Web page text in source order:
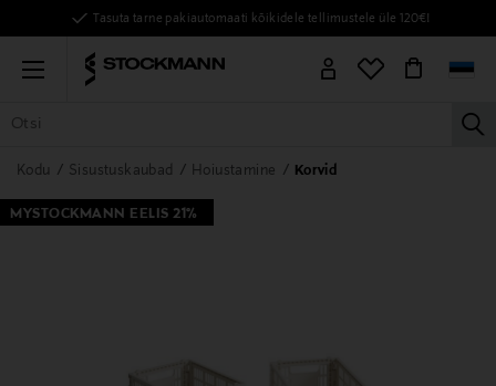
Tasuta tarne pakiautomaati kõikidele tellimustele üle 120€!
Menu
KÕIK TOOTED NAISED MEHED LAPSED
Kodu Sisustuskaubad Hoiustamine Korvid
MYSTOCKMANN EELIS 21%